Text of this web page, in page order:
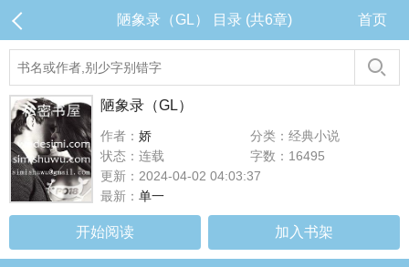
陋象录（GL） 目录 (共6章) 首页
陋象录（GL）
作者： 娇
分类：经典小说
状态：连载
字数：16495
更新：2024-04-02 04:03:37
最新： 单一
开始阅读 加入书架